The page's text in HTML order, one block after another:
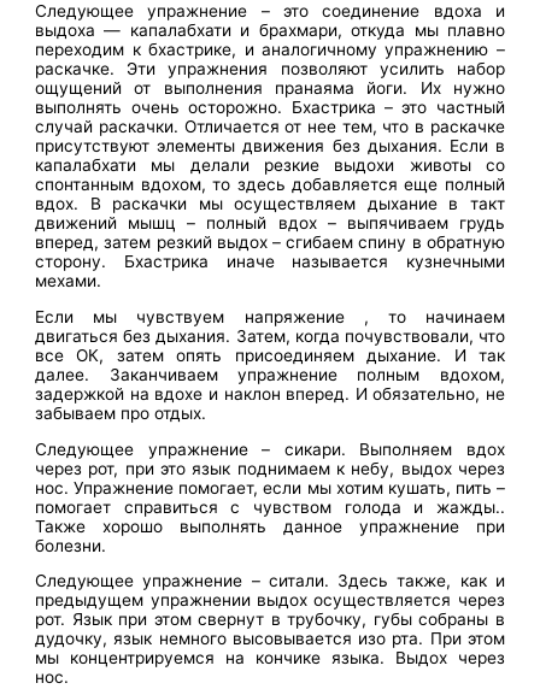
Следующее упражнение – это соединение вдоха и
выдоха — капалабхати и брахмари, откуда мы плавно
переходим к бхастрике, и аналогичному упражнению –
раскачке. Эти упражнения позволяют усилить набор
ощущений от выполнения пранаяма йоги. Их нужно
выполнять очень осторожно. Бхастрика – это частный
случай раскачки. Отличается от нее тем, что в раскачке
присутствуют элементы движения без дыхания. Если в
капалабхати мы делали резкие выдохи животы со
спонтанным вдохом, то здесь добавляется еще полный
вдох. В раскачки мы осуществляем дыхание в такт
движений мышц – полный вдох – выпячиваем грудь
вперед, затем резкий выдох – сгибаем спину в обратную
сторону. Бхастрика иначе называется кузнечными
мехами.
Если мы чувствуем напряжение , то начинаем
двигаться без дыхания. Затем, когда почувствовали, что
все ОК, затем опять присоединяем дыхание. И так
далее. Заканчиваем упражнение полным вдохом,
задержкой на вдохе и наклон вперед. И обязательно, не
забываем про отдых.
Следующее упражнение – сикари. Выполняем вдох
через рот, при это язык поднимаем к небу, выдох через
нос. Упражнение помогает, если мы хотим кушать, пить –
помогает справиться с чувством голода и жажды..
Также хорошо выполнять данное упражнение при
болезни.
Следующее упражнение – ситали. Здесь также, как и
предыдущем упражнении выдох осуществляется через
рот. Язык при этом свернут в трубочку, губы собраны в
дудочку, язык немного высовывается изо рта. При этом
мы концентрируемся на кончике языка. Выдох через
нос.